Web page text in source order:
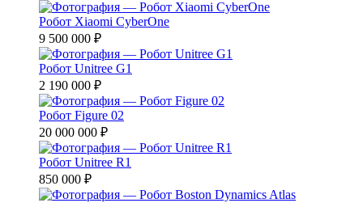
Робот Xiaomi CyberOne
9 500 000 ₽
Робот Unitree G1
2 190 000 ₽
Робот Figure 02
20 000 000 ₽
Робот Unitree R1
850 000 ₽